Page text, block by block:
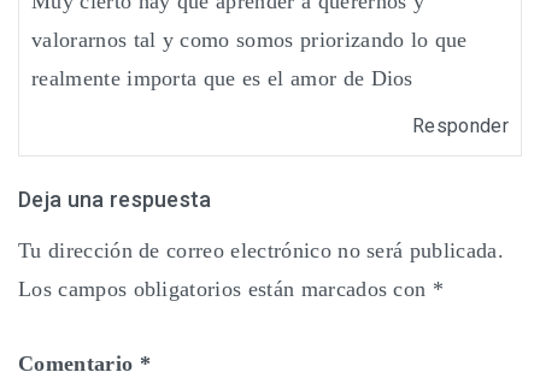
valorarnos tal y como somos priorizando lo que
realmente importa que es el amor de Dios
Responder
Deja una respuesta
Tu dirección de correo electrónico no será publicada.
Los campos obligatorios están marcados con *
Comentario *